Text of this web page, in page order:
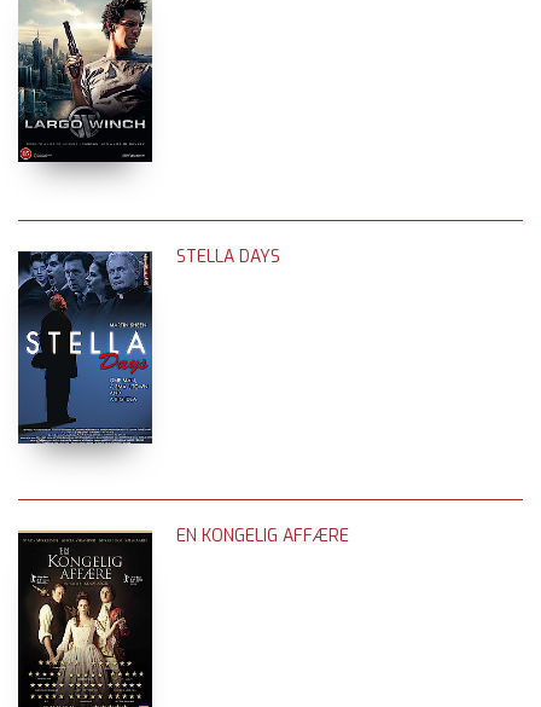
STELLA DAYS
EN KONGELIG AFFÆRE